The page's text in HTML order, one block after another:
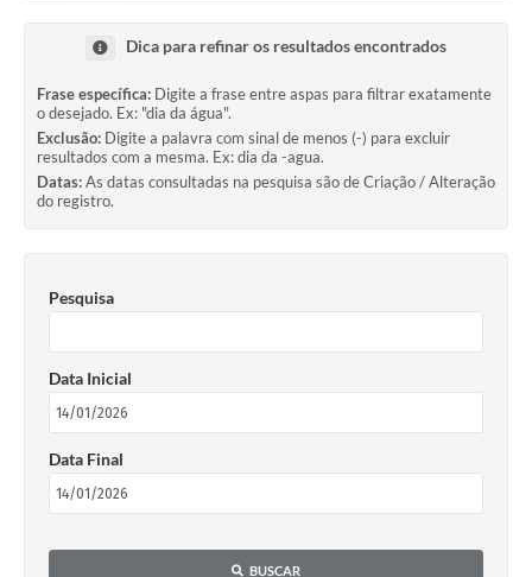
Dica para refinar os resultados encontrados
Frase específica: Digite a frase entre aspas para filtrar exatamente
o desejado. Ex: "dia da água".
Exclusão: Digite a palavra com sinal de menos (-) para excluir
resultados com a mesma. Ex: dia da -agua.
Datas:As datas consultadas na pesquisa são de Criação / Alteração
do registro.
Pesquisa
Data Inicial
Data Final
BUSCAR